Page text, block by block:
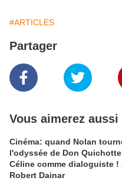
#ARTICLES
Partager
Vous aimerez aussi
Cinéma: quand Nolan
l'odyssée de Don
Céline comme dialoguiste !
Robert Dainar